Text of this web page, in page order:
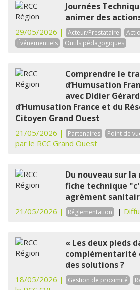
Journées
animer des
29/05/2026 | Acteur/Prestataire
Événementiels
Outils pédagogiques
Comprendre le
d’Humusation
avec Didier
d’Humusation France et du
Citoyen Grand Ouest
21/05/2026 | Partenaires Point de
par le RCC Grand Ouest
Du nouveau sur
fiche technique
agrément
21/05/2026 | Réglementation |
« Les deux pieds
complémentarité
des solutions ?
18/05/2026 | Gestion de proximité